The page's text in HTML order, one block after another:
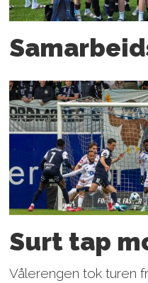
Surt tap
Vålerengen tok turen